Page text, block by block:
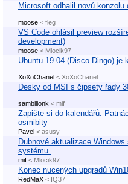
Microsoft odhalil novú konzolu
moose < fleg
VS Code ohlásil preview
development)
moose < Mlocik97
Ubuntu 19.04 (Disco Dingo)
XoXoChanel < XoXoChanel
Desky od MSI s čipsety řady
sambilionk < mif
Zapište si do kalendářů:
osmibity
Pavel < asusy
Dubnové aktualizace
systému.
mif < Mlocik97
Konec nucených upgradů
RedMaX < IQ37